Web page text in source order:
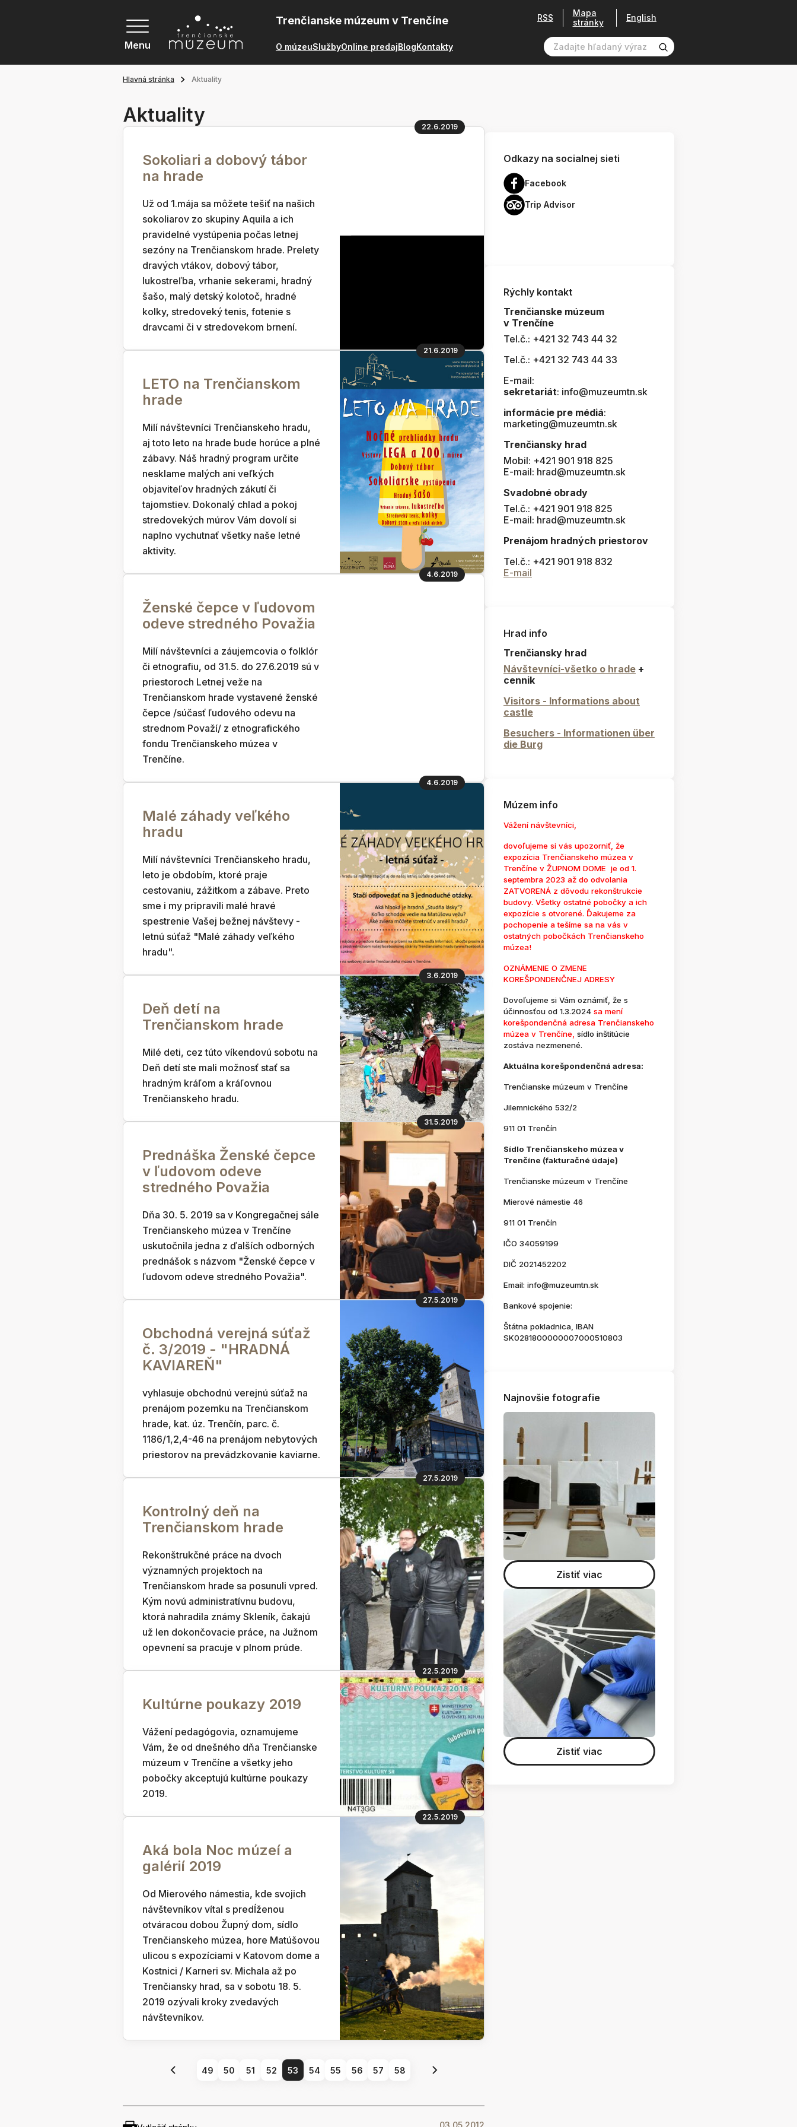
Menu
Trenčianske múzeum v Trenčíne
O múzeuSlužbyOnline predajBlogKontakty
RSS
Mapa
stránky
English
Hlavná stránka Aktuality
Aktuality
22.6.2019
Sokoliari a dobový tábor
na hrade
Už od 1.mája sa môžete tešiť na našich
sokoliarov zo skupiny Aquila a ich
pravidelné vystúpenia počas letnej
sezóny na Trenčianskom hrade. Prelety
dravých vtákov, dobový tábor,
lukostreľba, vrhanie sekerami, hradný
šašo, malý detský kolotoč, hradné
kolky, stredoveký tenis, fotenie s
dravcami či v stredovekom brnení.
21.6.2019
LETO na Trenčianskom
hrade
Milí návštevníci Trenčianskeho hradu,
aj toto leto na hrade bude horúce a plné
zábavy. Náš hradný program určite
nesklame malých ani veľkých
objaviteľov hradných zákutí či
tajomstiev. Dokonalý chlad a pokoj
stredovekých múrov Vám dovolí si
naplno vychutnať všetky naše letné
aktivity.
4.6.2019
Ženské čepce v ľudovom
odeve stredného Považia
Milí návštevníci a záujemcovia o folklór
či etnografiu, od 31.5. do 27.6.2019 sú v
priestoroch Letnej veže na
Trenčianskom hrade vystavené ženské
čepce /súčasť ľudového odevu na
strednom Považí/ z etnografického
fondu Trenčianskeho múzea v
Trenčíne.
4.6.2019
Malé záhady veľkého
hradu
Milí návštevníci Trenčianskeho hradu,
leto je obdobím, ktoré praje
cestovaniu, zážitkom a zábave. Preto
sme i my pripravili malé hravé
spestrenie Vašej bežnej návštevy -
letnú súťaž "Malé záhady veľkého
hradu".
3.6.2019
Deň detí na
Trenčianskom hrade
Milé deti, cez túto víkendovú sobotu na
Deň detí ste mali možnosť stať sa
hradným kráľom a kráľovnou
Trenčianskeho hradu.
31.5.2019
Prednáška Ženské čepce
v ľudovom odeve
stredného Považia
Dňa 30. 5. 2019 sa v Kongregačnej sále
Trenčianskeho múzea v Trenčíne
uskutočnila jedna z ďalších odborných
prednášok s názvom "Ženské čepce v
ľudovom odeve stredného Považia".
27.5.2019
Obchodná verejná súťaž
č. 3/2019 - "HRADNÁ
KAVIAREŇ"
vyhlasuje obchodnú verejnú súťaž na
prenájom pozemku na Trenčianskom
hrade, kat. úz. Trenčín, parc. č.
1186/1,2,4-46 na prenájom nebytových
priestorov na prevádzkovanie kaviarne.
27.5.2019
Kontrolný deň na
Trenčianskom hrade
Rekonštrukčné práce na dvoch
významných projektoch na
Trenčianskom hrade sa posunuli vpred.
Kým novú administratívnu budovu,
ktorá nahradila známy Skleník, čakajú
už len dokončovacie práce, na Južnom
opevnení sa pracuje v plnom prúde.
22.5.2019
Kultúrne poukazy 2019
Vážení pedagógovia, oznamujeme
Vám, že od dnešného dňa Trenčianske
múzeum v Trenčíne a všetky jeho
pobočky akceptujú kultúrne poukazy
2019.
22.5.2019
Aká bola Noc múzeí a
galérií 2019
Od Mierového námestia, kde svojich
návštevníkov vítal s predĺženou
otváracou dobou Župný dom, sídlo
Trenčianskeho múzea, hore Matúšovou
ulicou s expozíciami v Katovom dome a
Kostnici / Karneri sv. Michala až po
Trenčiansky hrad, sa v sobotu 18. 5.
2019 ozývali kroky zvedavých
návštevníkov.
49 50 51 52 53 54 55 56 57 58
Odkazy na socialnej sieti
Facebook
Trip Advisor
Rýchly kontakt
Trenčianske múzeum
v Trenčíne
Tel.č.: +421 32 743 44 32
Tel.č.: +421 32 743 44 33
E-mail:
sekretariát: info@muzeumtn.sk
informácie pre médiá:
marketing@muzeumtn.sk
Trenčiansky hrad
Mobil: +421 901 918 825
E-mail: hrad@muzeumtn.sk
Svadobné obrady
Tel.č.: +421 901 918 825
E-mail: hrad@muzeumtn.sk
Prenájom hradných priestorov
Tel.č.: +421 901 918 832
E-mail
Hrad info
Trenčiansky hrad
Návštevníci-všetko o hrade +
cennik
Visitors - Informations about
castle
Besuchers - Informationen über
die Burg
Múzem info
Vážení návštevníci,
dovoľujeme si vás upozorniť, že
expozícia Trenčianskeho múzea v
Trenčíne v ŽUPNOM DOME je od 1.
septembra 2023 až do odvolania
ZATVORENÁ z dôvodu rekonštrukcie
budovy. Všetky ostatné pobočky a ich
expozície s otvorené. Ďakujeme za
pochopenie a tešíme sa na vás v
ostatných pobočkách Trenčianskeho
múzea!
OZNÁMENIE O ZMENE
KOREŠPONDENČNEJ ADRESY
Dovoľujeme si Vám oznámiť, že s
účinnosťou od 1.3.2024 sa mení
korešpondenčná adresa Trenčianskeho
múzea v Trenčíne, sídlo inštitúcie
zostáva nezmenené.
Aktuálna korešpondenčná adresa:
Trenčianske múzeum v Trenčíne
Jilemnického 532/2
911 01 Trenčín
Sídlo Trenčianskeho múzea v
Trenčíne (fakturačné údaje)
Trenčianske múzeum v Trenčíne
Mierové námestie 46
911 01 Trenčín
IČO 34059199
DIČ 2021452202
Email: info@muzeumtn.sk
Bankové spojenie:
Štátna pokladnica, IBAN
SK0281800000007000510803
Najnovšie fotografie
Zistiť viac
Zistiť viac